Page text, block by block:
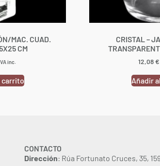
MAC. CUAD.
CM
inc.
carrito
CRISTAL –
12,08€
Añadir
CONTACTO
Dirección: Rúa Fortunato Cruces, 35,